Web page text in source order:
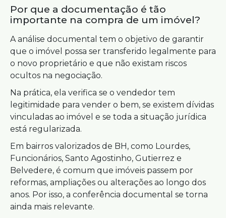
Por que a documentação é tão
importante na compra de um imóvel?
A análise documental tem o objetivo de garantir
que o imóvel possa ser transferido legalmente para
o novo proprietário e que não existam riscos
ocultos na negociação.
Na prática, ela verifica se o vendedor tem
legitimidade para vender o bem, se existem dívidas
vinculadas ao imóvel e se toda a situação jurídica
está regularizada.
Em bairros valorizados de BH, como Lourdes,
Funcionários, Santo Agostinho, Gutierrez e
Belvedere, é comum que imóveis passem por
reformas, ampliações ou alterações ao longo dos
anos. Por isso, a conferência documental se torna
ainda mais relevante.